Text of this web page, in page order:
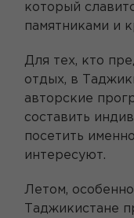
который
памятниками и
Для тех, кто
отдых, в
авторские
составить
посетить
интересуют.
Летом,
Таджикистане